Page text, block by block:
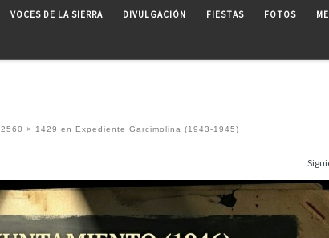
VOCES DE LA SIERRA DIVULGACIÓN FIESTAS FOTOS
2560 × 1429 en Expediente Garcimolina (1943-1945)